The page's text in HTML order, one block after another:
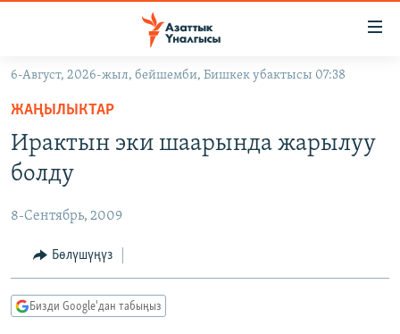
Навигацияга
өтүңүз
Издөөгө
салыңызКЫРГЫЗСТАН
ЭКОНОМИКА
МАДАНИЯТ
ДҮЙНӨ
БОРБОР АЗИЯ
УКРАИНА
АТАЙЫН ИЛИКТӨӨ
ТВ ПРОГРАММАЛАР
ЭКСПЕРТТЕР ТАЛДАЙТ
ӨЗГӨЧӨ ПИКИР
6-Август, 2026-жыл, бейшемби, Бишкек убактысы 07:38
ЖАҢЫЛЫКТАР
Ирактын эки шаарында жарылуу
болду
8-Сентябрь, 2009
Бөлүшүңүз
Бизди Google'дан табыңыз